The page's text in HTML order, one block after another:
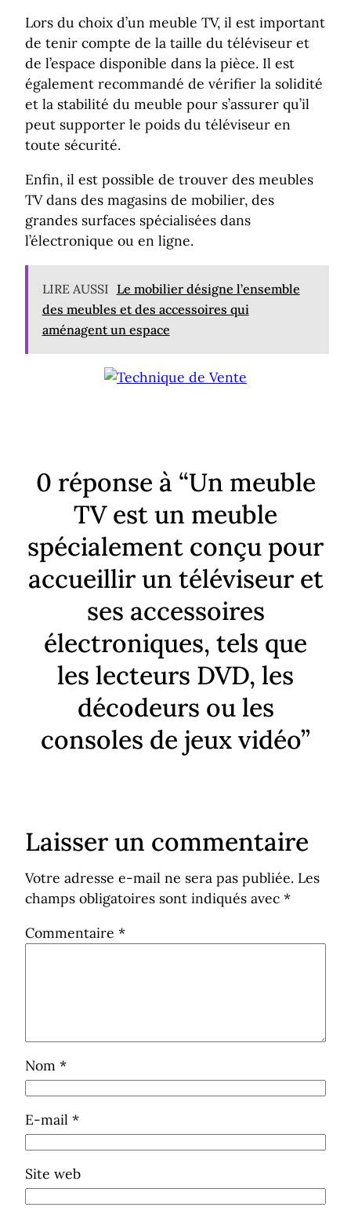
Lors du choix d’un meuble TV, il est important
de tenir compte de la taille du téléviseur et
de l’espace disponible dans la pièce. Il est
également recommandé de vérifier la solidité
et la stabilité du meuble pour s’assurer qu’il
peut supporter le poids du téléviseur en
toute sécurité.
Enfin, il est possible de trouver des meubles
TV dans des magasins de mobilier, des
grandes surfaces spécialisées dans
l’électronique ou en ligne.
LIRE AUSSI Le mobilier désigne l’ensemble
des meubles et des accessoires qui
aménagent un espace
0 réponse à “Un meuble
TV est un meuble
spécialement conçu pour
accueillir un téléviseur et
ses accessoires
électroniques, tels que
les lecteurs DVD, les
décodeurs ou les
consoles de jeux vidéo”
Laisser un commentaire
Votre adresse e-mail ne sera pas publiée. Les
champs obligatoires sont indiqués avec *
Commentaire *
Nom *
E-mail *
Site web